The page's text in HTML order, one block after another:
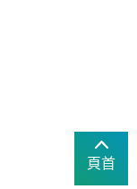
頁首